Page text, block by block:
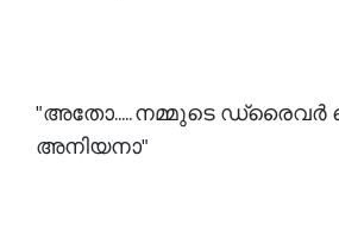
"അതോ..... നമ്മുടെ ഡ്രൈവർ
അനിയനാ"